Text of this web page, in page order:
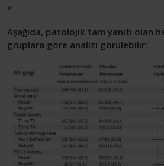
*
Aşağıda, patolojik tam yanıtı olan
gruplara göre analizi görülebilir: